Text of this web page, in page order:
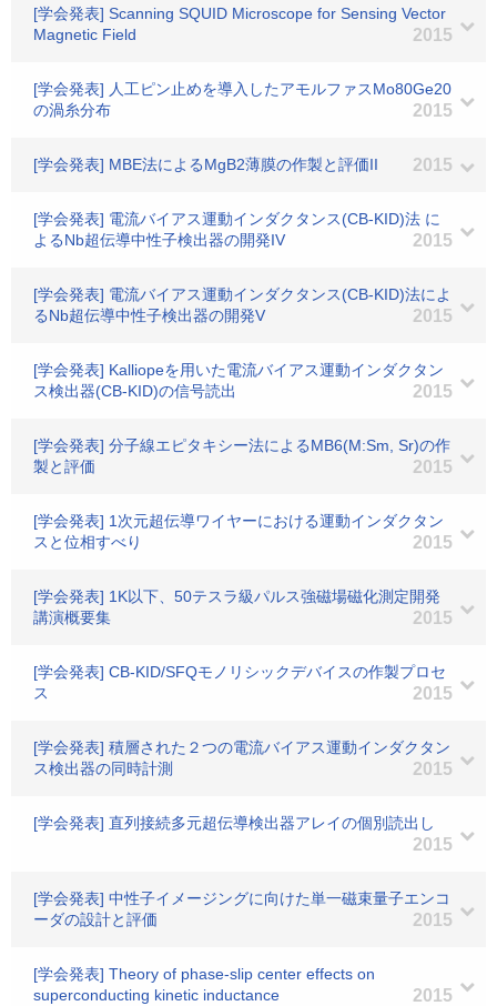
[学会発表] Scanning SQUID Microscope for Sensing Vector
Magnetic Field
2015
[学会発表] 人工ピン止めを導入したアモルファスMo80Ge20
の渦糸分布
2015
[学会発表] MBE法によるMgB2薄膜の作製と評価II 2015
[学会発表] 電流バイアス運動インダクタンス(CB-KID)法 に
よるNb超伝導中性子検出器の開発IV
2015
[学会発表] 電流バイアス運動インダクタンス(CB-KID)法によ
るNb超伝導中性子検出器の開発V
2015
[学会発表] Kalliopeを用いた電流バイアス運動インダクタン
ス検出器(CB-KID)の信号読出
2015
[学会発表] 分子線エピタキシー法によるMB6(M:Sm, Sr)の作
製と評価
2015
[学会発表] 1次元超伝導ワイヤーにおける運動インダクタン
スと位相すべり
2015
[学会発表] 1K以下、50テスラ級パルス強磁場磁化測定開発
講演概要集
2015
[学会発表] CB-KID/SFQモノリシックデバイスの作製プロセ
ス
2015
[学会発表] 積層された２つの電流バイアス運動インダクタン
ス検出器の同時計測
2015
[学会発表] 直列接続多元超伝導検出器アレイの個別読出し
2015
[学会発表] 中性子イメージングに向けた単一磁束量子エンコ
ーダの設計と評価
2015
[学会発表] Theory of phase-slip center effects on
superconducting kinetic inductance
2015